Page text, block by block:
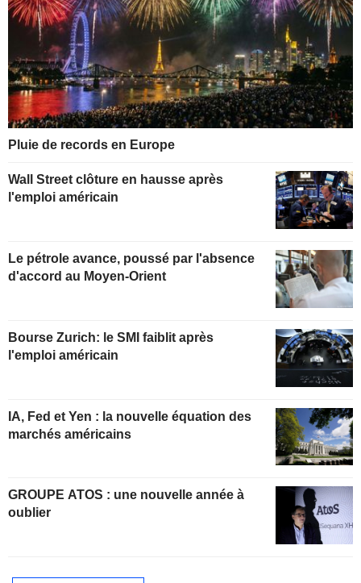
Pluie de records en Europe
Wall Street clôture en hausse après
l'emploi américain
Le pétrole avance, poussé par l'absence
d'accord au Moyen-Orient
Bourse Zurich: le SMI faiblit après
l'emploi américain
IA, Fed et Yen : la nouvelle équation des
marchés américains
GROUPE ATOS : une nouvelle année à
oublier